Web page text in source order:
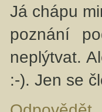
Já chápu
poznání
neplýtvat.
:-). Jen se